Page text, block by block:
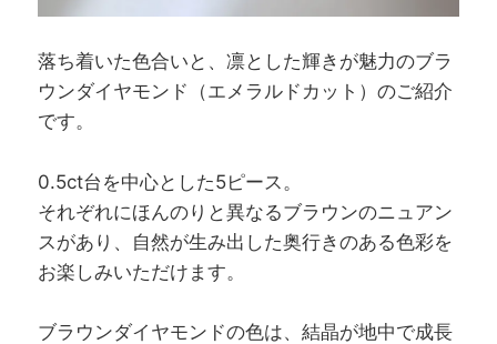
落ち着いた色合いと、凛とした輝きが魅力のブラ
ウンダイヤモンド（エメラルドカット）のご紹介
です。
0.5ct台を中心とした5ピース。
それぞれにほんのりと異なるブラウンのニュアン
スがあり、自然が生み出した奥行きのある色彩を
お楽しみいただけます。
ブラウンダイヤモンドの色は、結晶が地中で成長